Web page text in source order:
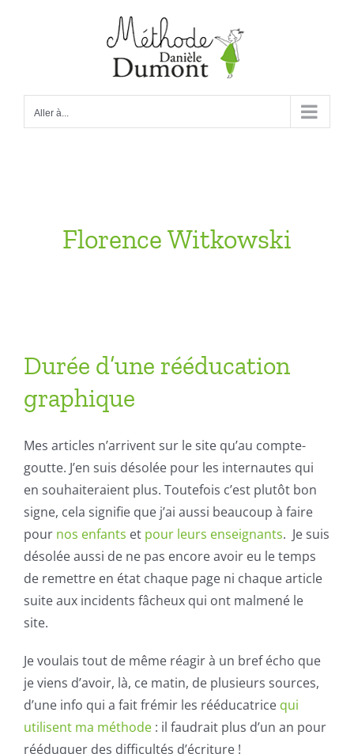
Aller à...
Florence Witkowski
Durée d’une rééducation
graphique
Mes articles n’arrivent sur le site qu’au compte-
goutte. J’en suis désolée pour les internautes qui
en souhaiteraient plus. Toutefois c’est plutôt bon
signe, cela signifie que j’ai aussi beaucoup à faire
pour nos enfants et pour leurs enseignants. Je suis
désolée aussi de ne pas encore avoir eu le temps
de remettre en état chaque page ni chaque article
suite aux incidents fâcheux qui ont malmené le
site.
Je voulais tout de même réagir à un bref écho que
je viens d’avoir, là, ce matin, de plusieurs sources,
d’une info qui a fait frémir les rééducatrice qui
utilisent ma méthode : il faudrait plus d’un an pour
rééduquer des difficultés d’écriture !